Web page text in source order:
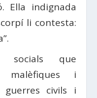
Ella indignada
li contesta:
socials que
malèfiques i
guerres civils i